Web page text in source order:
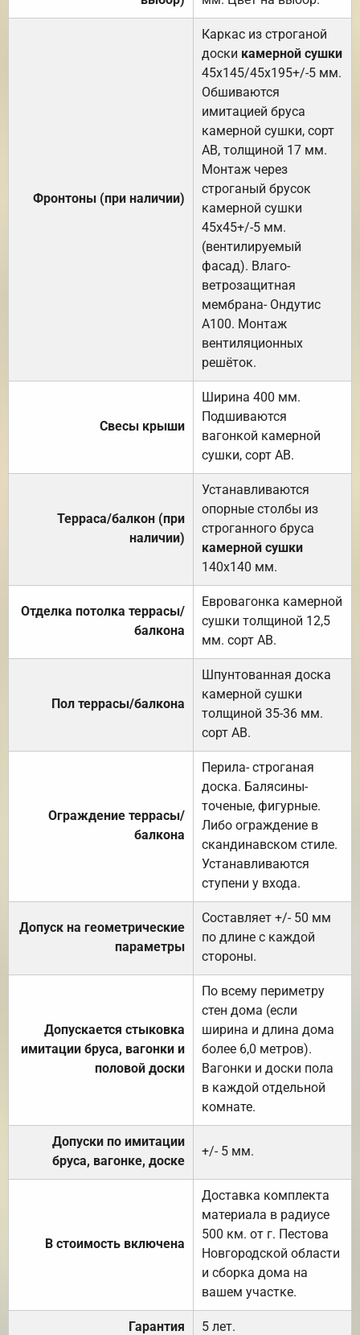
Фронтоны (при наличии)
Каркас из строганой
доски камерной сушки
45х145/45х195+/-5 мм.
Обшиваются
имитацией бруса
камерной сушки, сорт
АВ, толщиной 17 мм.
Монтаж через
строганый брусок
камерной сушки
45х45+/-5 мм.
(вентилируемый
фасад). Влаго-
ветрозащитная
мембрана- Ондутис
А100. Монтаж
вентиляционных
решёток.
Свесы крыши
Ширина 400 мм.
Подшиваются
вагонкой камерной
сушки, сорт АВ.
Терраса/балкон (при
наличии)
Устанавливаются
опорные столбы из
строганного бруса
камерной сушки
140х140 мм.
Отделка потолка террасы/
балкона
Евровагонка камерной
сушки толщиной 12,5
мм. сорт АВ.
Пол террасы/балкона
Шпунтованная доска
камерной сушки
толщиной 35-36 мм.
сорт АВ.
Ограждение террасы/
балкона
Перила- строганая
доска. Балясины-
точеные, фигурные.
Либо ограждение в
скандинавском стиле.
Устанавливаются
ступени у входа.
Допуск на геометрические
параметры
Составляет +/- 50 мм
по длине с каждой
стороны.
Допускается стыковка
имитации бруса, вагонки и
половой доски
По всему периметру
стен дома (если
ширина и длина дома
более 6,0 метров).
Вагонки и доски пола
в каждой отдельной
комнате.
Допуски по имитации
бруса, вагонке, доске
+/- 5 мм.
В стоимость включена
Доставка комплекта
материала в радиусе
500 км. от г. Пестова
Новгородской области
и сборка дома на
вашем участке.
Гарантия 5 лет.